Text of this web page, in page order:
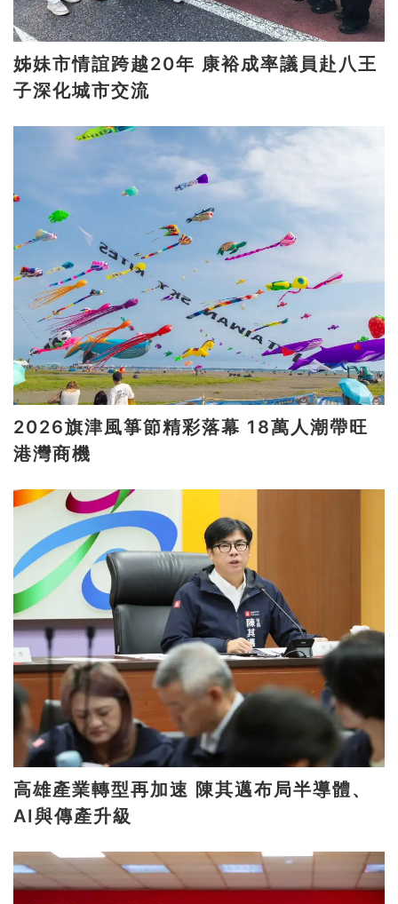
姊妹市情誼跨越20年 康裕成率議員赴八王
子深化城市交流
2026旗津風箏節精彩落幕 18萬人潮帶旺
港灣商機
高雄產業轉型再加速 陳其邁布局半導體、
AI與傳產升級